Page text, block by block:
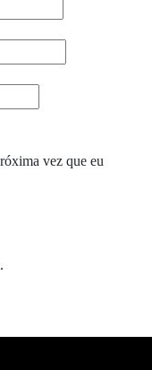
vez que eu